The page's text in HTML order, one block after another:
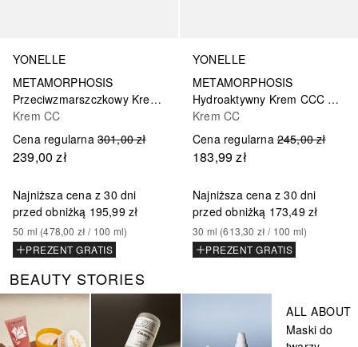
YONELLE
METAMORPHOSIS
Przeciwzmarszczkowy Krem CC SPF 10
Krem CC
Cena regularna 301,00 zł
239,00 zł
Najniższa cena z 30 dni
przed obniżką 195,99 zł
50 ml (478,00 zł / 100 ml)
PREZENT GRATIS
YONELLE
METAMORPHOSIS
Hydroaktywny Krem CCC SPF 50
Krem CC
Cena regularna 245,00 zł
183,99 zł
Najniższa cena z 30 dni
przed obniżką 173,49 zł
30 ml (613,30 zł / 100 ml)
PREZENT GRATIS
BEAUTY STORIES
Pomiń
ALL ABOUT
Maski do